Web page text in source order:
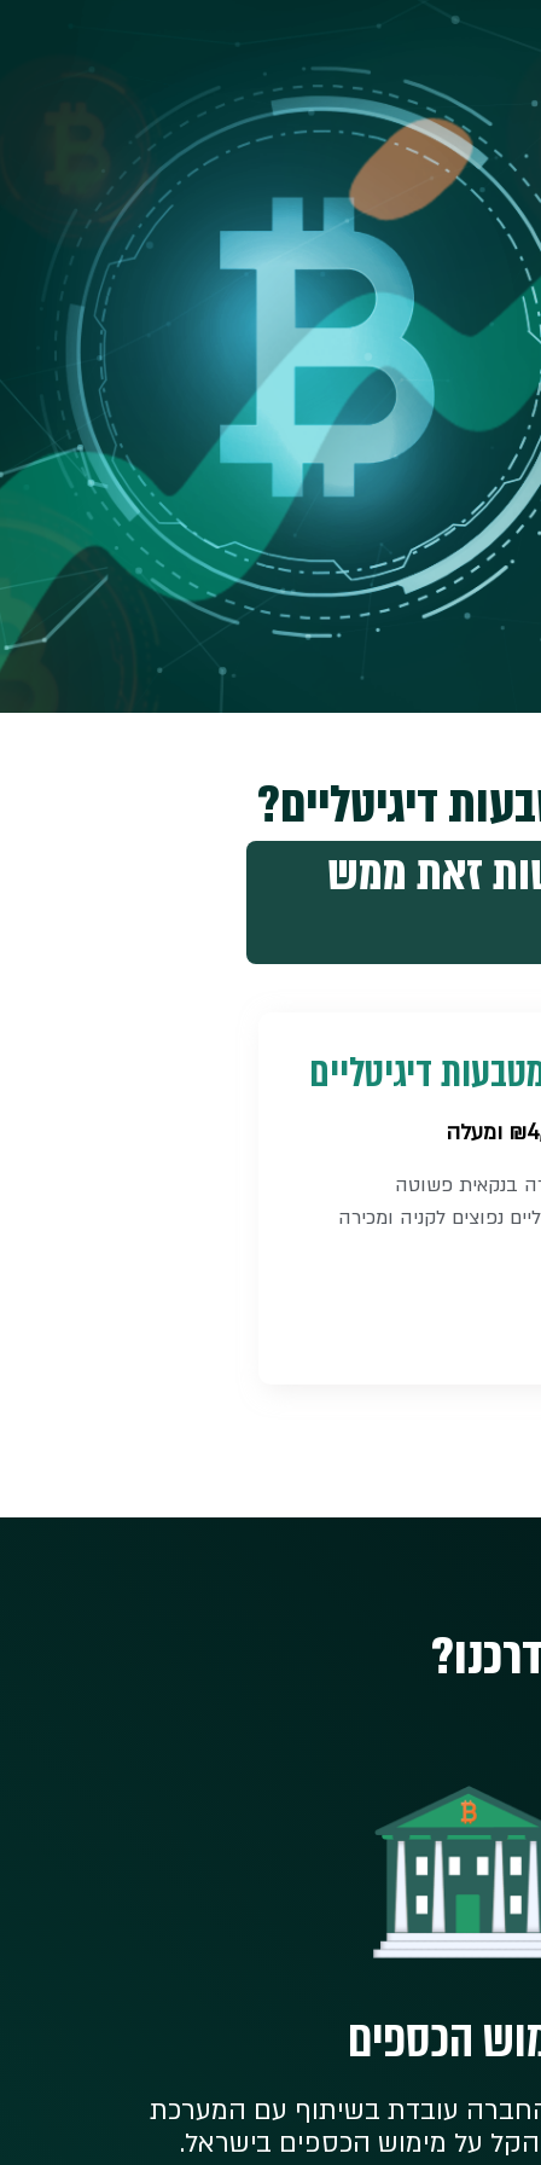
דיגיטליים?
זאת ממש
דיגיטליים​
בנקאית פשוטה​
נפוצים לקניה ומכירה
הכספים
עובדת בשיתוף עם המערכת
על מימוש הכספים בישראל.